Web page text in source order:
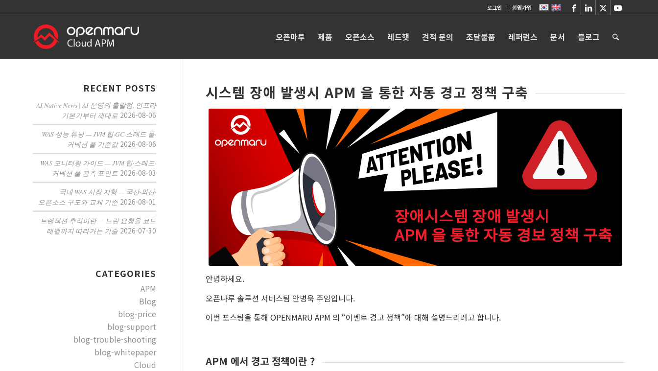
로그인 회원가입
오픈마루 제품 오픈소스 레드햇 견적 문의 조달물품 레퍼런스 문서 블로그
시스템 장애 발생시 APM 을 통한 자동 경고 정책 구축
안녕하세요.
오픈나루 솔루션 서비스팀 안병욱 주임입니다.
이번 포스팅을 통해 OPENMARU APM 의 “이벤트 경고 정책”에 대해 설명드리려고 합니다.
APM 에서 경고 정책이란 ?
RECENT POSTS
AI Native News | AI 운영의 출발점, 인프라
기본기부터 제대로 2026-08-06
WAS 성능 튜닝 — JVM 힙·GC·스레드 풀·
커넥션 풀 기준값 2026-08-06
WAS 모니터링 가이드 — JVM 힙·스레드·
커넥션 풀 관측 포인트 2026-08-03
국내 WAS 시장 지형 — 국산·외산·
오픈소스 구도와 교체 기준 2026-08-01
트랜잭션 추적이란 — 느린 요청을 코드
레벨까지 따라가는 기술 2026-07-30
CATEGORIES
APM
Blog
blog-price
blog-support
blog-trouble-shooting
blog-whitepaper
Cloud